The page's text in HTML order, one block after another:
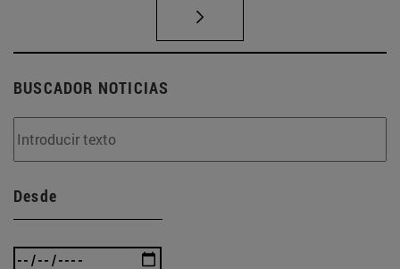
BUSCADOR NOTICIAS
Desde